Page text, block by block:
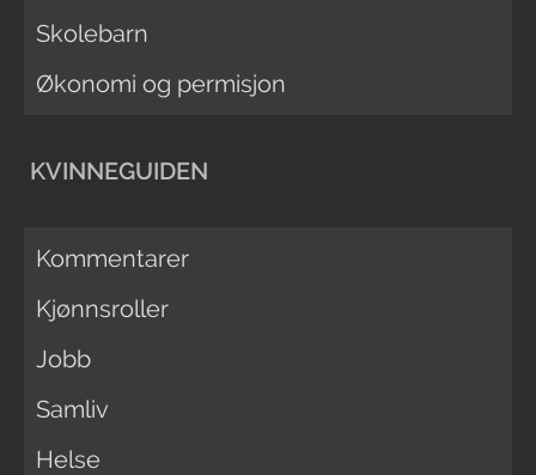
Skolebarn
Økonomi og permisjon
KVINNEGUIDEN
Kommentarer
Kjønnsroller
Jobb
Samliv
Helse